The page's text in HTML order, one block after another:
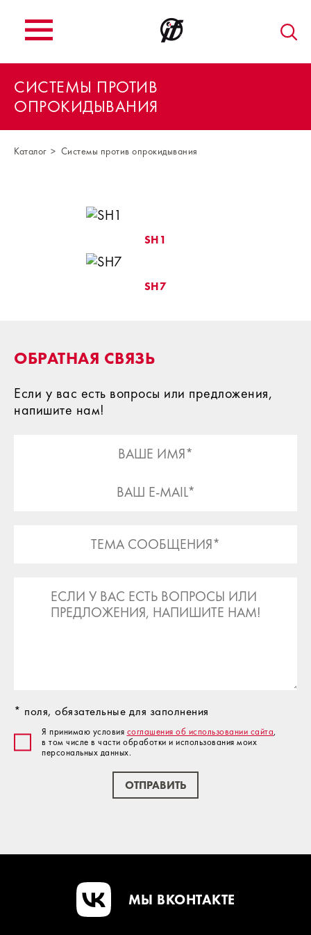
СИСТЕМЫ ПРОТИВ
ОПРОКИДЫВАНИЯ
Каталог Системы против опрокидывания
SH1
SH7
ОБРАТНАЯ СВЯЗЬ
Если у вас есть вопросы или предложения,
напишите нам!
* поля, обязательные для заполнения
Я принимаю условия соглашения об использовании сайта,
в том числе в части обработки и использования моих
персональных данных.
ОТПРАВИТЬ
МЫ ВКОНТАКТЕ